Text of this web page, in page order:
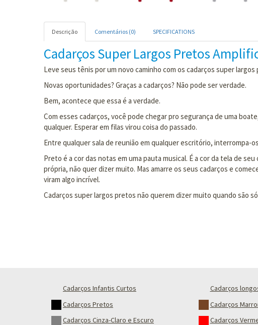
Descrição Comentários (0) SPECIFICATIONS
Cadarços Super Largos Pretos
Leve seus tênis por um novo caminho com os cadarços super
Novas oportunidades? Graças a cadarços? Não pode ser verdade.
Bem, acontece que essa é a verdade.
Com esses cadarços, você pode chegar pro segurança de uma
qualquer. Esperar em filas virou coisa do passado.
Entre qualquer sala de reunião em qualquer escritório, interrompa-
Preto é a cor das notas em uma pauta musical. É a cor da tela de
própria, não quer dizer muito. Mas amarre os seus cadarços e
viram algo incrível.
Cadarços super largos pretos não querem dizer muito quando são
Cadarços Infantis Curtos Cadarços
Cadarços Pretos
Cadarços
Cadarços Cinza-Claro e Escuro
Cadarços